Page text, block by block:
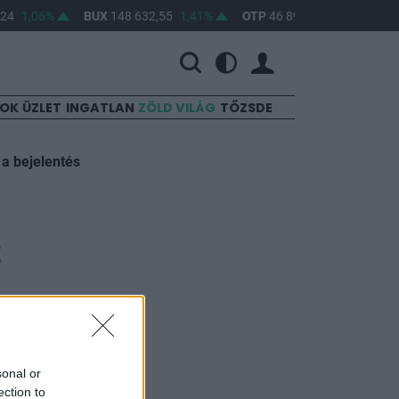
or
to
1,06% BUX148 632,55 1,41% OTP 46 890
ÜZLET INGATLAN ZÖLD VILÁG TŐZSDE
bejelentés